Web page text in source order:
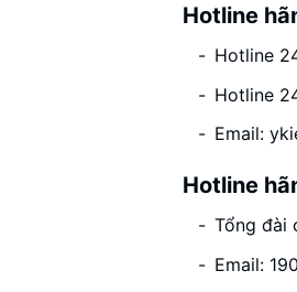
Hotline
Hotline
Hotline
Email:
Hotline
Tổng đài
Email: